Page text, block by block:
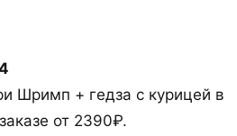
Шримп + гедза с курицей в
от 2390₽.